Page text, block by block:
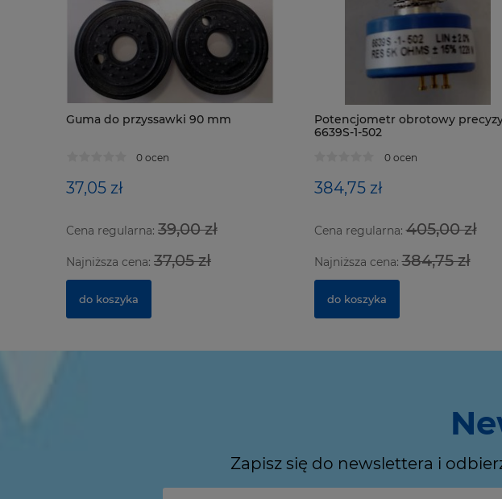
Guma do przyssawki 90 mm
0 ocen
37,05 zł
Cena regularna: 39,00 zł
Najniższa cena: 37,05 zł
do koszyka
Potencjometr obrotowy
6639S-1-502
0 ocen
384,75 zł
Cena regularna:405,00 zł
Najniższa cena:384,75 zł
do koszyka
Zapisz się do newslettera i